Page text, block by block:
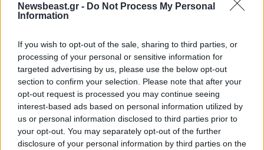
Newsbeast.gr - Do Not Process My Personal
Information
If you wish to opt-out of the sale, sharing to third parties, or
processing of your personal or sensitive information for
targeted advertising by us, please use the below opt-out
section to confirm your selection. Please note that after your
opt-out request is processed you may continue seeing
interest-based ads based on personal information utilized by
us or personal information disclosed to third parties prior to
your opt-out. You may separately opt-out of the further
disclosure of your personal information by third parties on the